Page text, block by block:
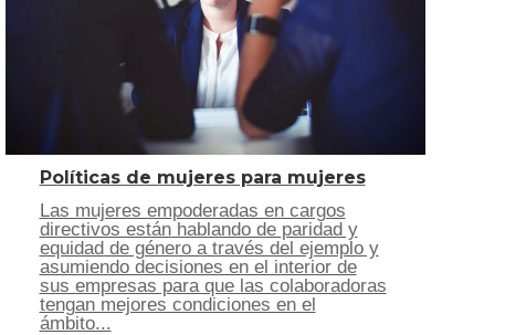
Políticas de mujeres para mujeres
Las mujeres empoderadas en cargos
directivos están hablando de paridad y
equidad de género a través del ejemplo y
asumiendo decisiones en el interior de
sus empresas para que las colaboradoras
tengan mejores condiciones en el
ámbito...